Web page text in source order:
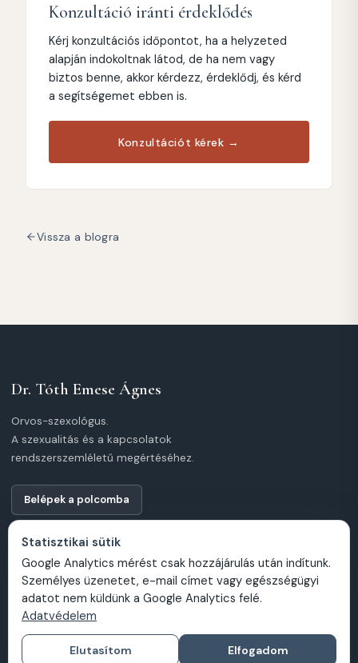
Konzultáció iránti érdeklődés
Kérj konzultációs időpontot, ha a helyzeted
alapján indokoltnak látod, de ha nem vagy
biztos benne, akkor kérdezz, érdeklődj, és kérd
a segítségemet ebben is.
Konzultációt kérek →
Vissza a blogra
Dr. Tóth Emese Ágnes
Orvos-szexológus.
A szexualitás és a kapcsolatok
rendszerszemléletű megértéséhez.
Belépek a polcomba
INFORMÁCIÓK
Statisztikai sütik
Google Analytics mérést csak hozzájárulás után indítunk.
Személyes üzenetet, e-mail címet vagy egészségügyi
adatot nem küldünk a Google Analytics felé.
Adatvédelem
Elutasítom Elfogadom